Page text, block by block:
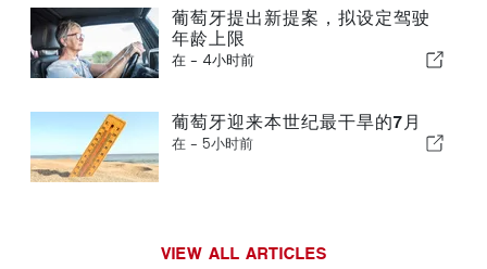
葡萄牙提出新提案，拟设定驾驶
年龄上限
在 - 4小时前
葡萄牙迎来本世纪最干旱的7月
在 - 5小时前
VIEW ALL ARTICLES